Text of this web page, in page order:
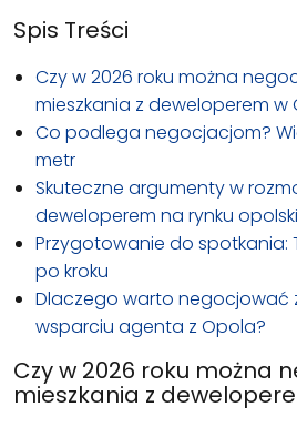
Spis Treści
Czy w 2026 roku można
mieszkania z deweloperem w
Co podlega negocjacjom?
metr
Skuteczne argumenty w
deweloperem na rynku
Przygotowanie do spotkania:
po kroku
Dlaczego warto negocjować
wsparciu agenta z Opola?
Czy w 2026 roku można
mieszkania z